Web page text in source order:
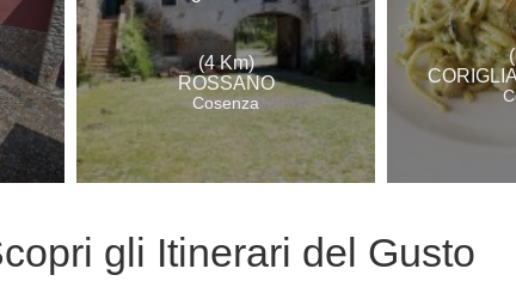
(4 Km)
ROSSANO
Cosenza
gli Itinerari del Gusto